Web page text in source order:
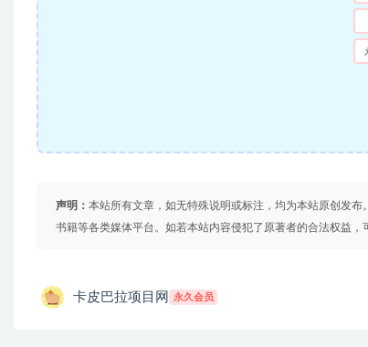
声明： 本站所有文章，如无特殊说明或标注，均为本站原创发
书籍等各类媒体平台。如若本站内容侵犯了原著者的合法权益，
卡皮巴拉项目网 永久会员